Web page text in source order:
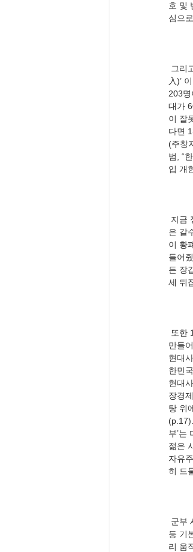
호 및
入)’
203
대가
이 잘
다면
(주창
범, “
은 갈
이 황
들어
든 장
만들
현대
한민
현대
장경
탕 위
부’는
젊은
자유
등 기
리 움